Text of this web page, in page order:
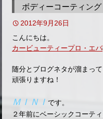
ボディーコーティン
2012年9月26日
こんにちは。
カービューティープロ・エバ
随分とブログネタが溜まって
頑張りますね！
ＭＩＮＩ です。
２年前にベーシックコーテ